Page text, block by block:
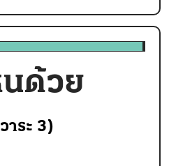
นด้วย
าระ 3)